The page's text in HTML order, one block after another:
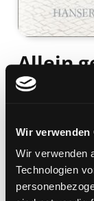
Wir verwenden
Wir verwenden
Technologien
Allein
Verfasser: